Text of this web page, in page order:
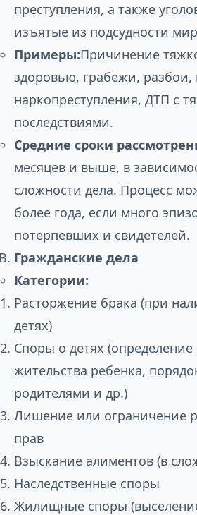
преступления, а также
изъятые из подсудности
Примеры:Причинение
здоровью, грабежи,
наркопреступления, ДТП с
последствиями.
Средние сроки
месяцев и выше, в
сложности дела. Процесс
более года, если много
потерпевших и свидетелей.
Гражданские дела
Категории:
Расторжение брака (при
детях)
Споры о детях (определение
жительства ребенка,
родителями и др.)
Лишение или ограничение
прав
Взыскание алиментов (в
Наследственные споры
Жилищные споры